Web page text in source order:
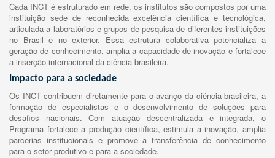
Cada INCT é estruturado em rede, os institutos são compostos por uma
instituição sede de reconhecida excelência científica e tecnológica,
articulada a laboratórios e grupos de pesquisa de diferentes instituições
no Brasil e no exterior. Essa estrutura colaborativa potencializa a
geração de conhecimento, amplia a capacidade de inovação e fortalece
a inserção internacional da ciência brasileira.
Impacto para a sociedade
Os INCT contribuem diretamente para o avanço da ciência brasileira, a
formação de especialistas e o desenvolvimento de soluções para
desafios nacionais. Com atuação descentralizada e integrada, o
Programa fortalece a produção científica, estimula a inovação, amplia
parcerias institucionais e promove a transferência de conhecimento
para o setor produtivo e para a sociedade.